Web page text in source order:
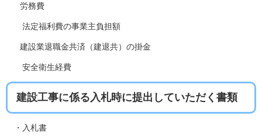
労務費
法定福利費の事業主負担額
建設業退職金共済（建退共）の掛金
安全衛生経費
建設工事に係る入札時に提出していただく書類
・入札書